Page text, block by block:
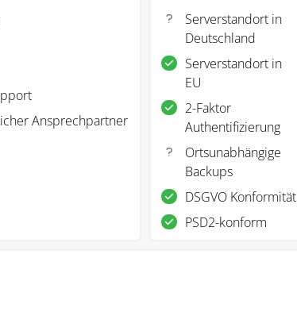
Ansprechpartner
Serverstandort in
Deutschland
Serverstandort in
EU
2-Faktor
Authentifizierung
Ortsunabhängige
Backups
DSGVO Konformität
PSD2-konform